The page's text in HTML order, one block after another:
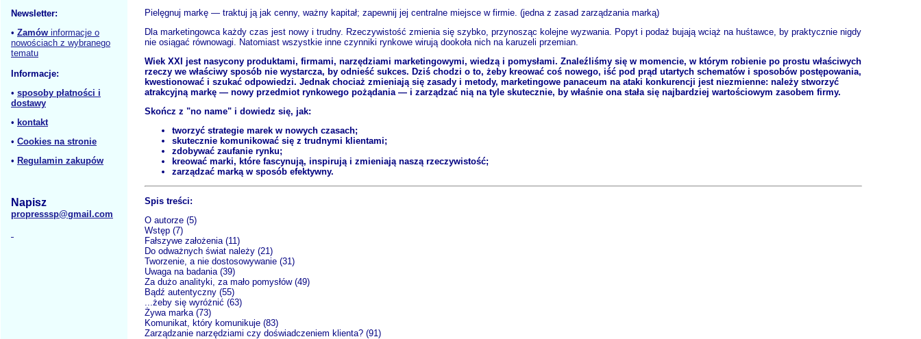
Newsletter:
• Zamów informacje o
nowościach z wybranego
tematu
Informacje:
• sposoby płatności i
dostawy
• kontakt
• Cookies na stronie
• Regulamin zakupów
Napisz
propresssp@gmail.com
Pielęgnuj markę — traktuj ją jak cenny, ważny kapitał; zapewnij jej centralne miejsce w firmie. (jedna z zasad zarządzania marką)
Dla marketingowca każdy czas jest nowy i trudny. Rzeczywistość zmienia się szybko, przynosząc kolejne wyzwania. Popyt i podaż bujają wciąż na huśtawce, by praktycznie nigdy
nie osiągać równowagi. Natomiast wszystkie inne czynniki rynkowe wirują dookoła nich na karuzeli przemian.
Wiek XXI jest nasycony produktami, firmami, narzędziami marketingowymi, wiedzą i pomysłami. Znaleźliśmy się w momencie, w którym robienie po prostu właściwych
rzeczy we właściwy sposób nie wystarcza, by odnieść sukces. Dziś chodzi o to, żeby kreować coś nowego, iść pod prąd utartych schematów i sposobów postępowania,
kwestionować i szukać odpowiedzi. Jednak chociaż zmieniają się zasady i metody, marketingowe panaceum na ataki konkurencji jest niezmienne: należy stworzyć
atrakcyjną markę — nowy przedmiot rynkowego pożądania — i zarządzać nią na tyle skutecznie, by właśnie ona stała się najbardziej wartościowym zasobem firmy.
Skończ z "no name" i dowiedz się, jak:
tworzyć strategie marek w nowych czasach;
skutecznie komunikować się z trudnymi klientami;
zdobywać zaufanie rynku;
kreować marki, które fascynują, inspirują i zmieniają naszą rzeczywistość;
zarządzać marką w sposób efektywny.
Spis treści:
O autorze (5)
Wstęp (7)
Fałszywe założenia (11)
Do odważnych świat należy (21)
Tworzenie, a nie dostosowywanie (31)
Uwaga na badania (39)
Za dużo analityki, za mało pomysłów (49)
Bądź autentyczny (55)
...żeby się wyróżnić (63)
Żywa marka (73)
Komunikat, który komunikuje (83)
Zarządzanie narzędziami czy doświadczeniem klienta? (91)